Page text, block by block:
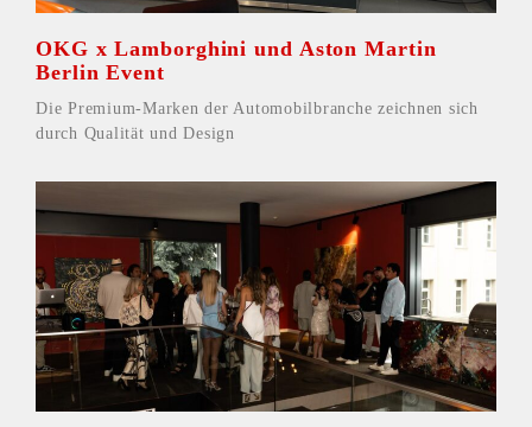
OKG x Lamborghini und Aston Martin
Berlin Event
Die Premium-Marken der Automobilbranche zeichnen sich
durch Qualität und Design